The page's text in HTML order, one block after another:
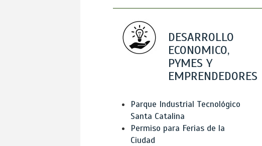
DESARROLLO
ECONOMICO,
PYMES Y
EMPRENDEDORES
Parque Industrial Tecnológico
Santa Catalina
Permiso para Ferias de la
Ciudad